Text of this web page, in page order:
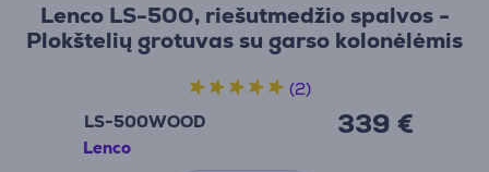
Lenco LS-500, riešutmedžio spalvos -
Plokštelių grotuvas su garso kolonėlėmis
LS-500WOOD
Lenco
339 €
(2)